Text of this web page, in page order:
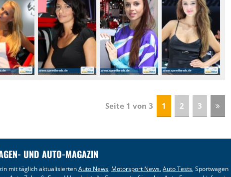
Seite 1 von 3 1 2 3
UND AUTO-MAGAZIN
mit täglich aktualisiertenAuto News, Motorsport News,Auto Tests, Sportwagen